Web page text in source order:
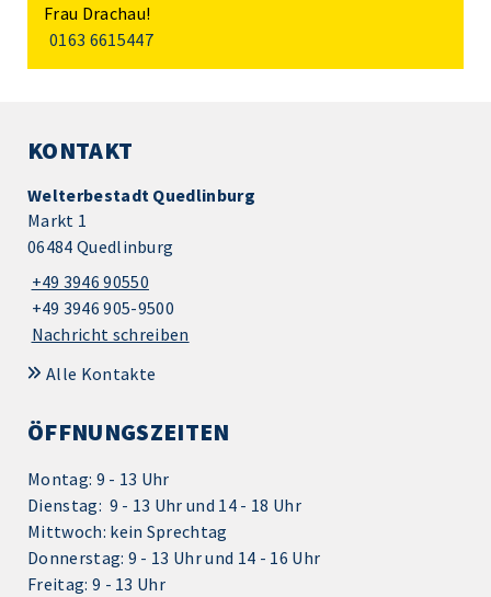
Frau Drachau!
0163 6615447
KONTAKT
Welterbestadt Quedlinburg
Markt 1
06484 Quedlinburg
+49 3946 90550
+49 3946 905-9500
Nachricht schreiben
Alle Kontakte
ÖFFNUNGSZEITEN
Montag: 9 - 13 Uhr
Dienstag: 9 - 13 Uhr und 14 - 18 Uhr
Mittwoch: kein Sprechtag
Donnerstag: 9 - 13 Uhr und 14 - 16 Uhr
Freitag: 9 - 13 Uhr